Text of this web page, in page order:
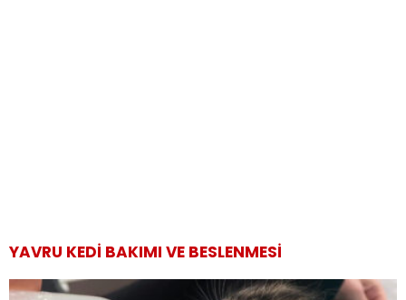
YAVRU KEDI BAKIMI VE BESLENMESI